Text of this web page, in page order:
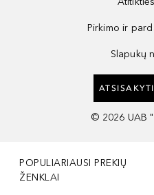
Pirkimo ir
Slapukų
© 2026 UAB
POPULIARIAUSI PREKIŲ
ŽENKLAI